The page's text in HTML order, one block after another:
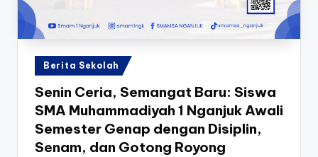
Posted
in
Berita Sekolah
Senin Ceria, Semangat Baru: Siswa
SMA Muhammadiyah 1 Nganjuk Awali
Semester Genap dengan Disiplin,
Senam, dan Gotong Royong